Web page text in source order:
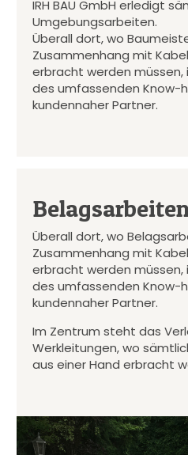
IRH BAU GmbH erledigt
Umgebungsarbeiten.
Überall dort, wo
Zusammenhang mit
erbracht werden müssen,
des umfassenden Know-
kundennaher Partner.
Überall dort, wo
Zusammenhang mit
erbracht werden müssen,
des umfassenden Know-
kundennaher Partner.
Im Zentrum steht das
Werkleitungen, wo
aus einer Hand erbracht